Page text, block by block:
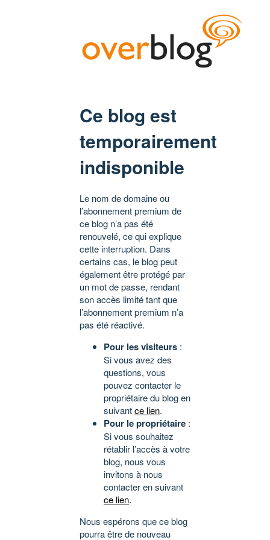
Ce blog est
temporairement
indisponible
Le nom de domaine ou
l’abonnement premium de
ce blog n’a pas été
renouvelé, ce qui explique
cette interruption. Dans
certains cas, le blog peut
également être protégé par
un mot de passe, rendant
son accès limité tant que
l’abonnement premium n’a
pas été réactivé.
Pour les visiteurs :
Si vous avez des
questions, vous
pouvez contacter le
propriétaire du blog en
suivantce lien.
Pour le propriétaire :
Si vous souhaitez
rétablir l’accès à votre
blog, nous vous
invitons à nous
contacter en suivant
ce lien.
Nous espérons que ce blog
pourra être de nouveau